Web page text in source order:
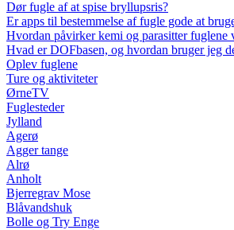
Dør fugle af at spise bryllupsris?
Er apps til bestemmelse af fugle gode at
Hvordan påvirker kemi og parasitter fuglene
Hvad er DOFbasen, og hvordan bruger jeg
Oplev fuglene
Ture og aktiviteter
ØrneTV
Fuglesteder
Jylland
Agerø
Agger tange
Alrø
Anholt
Bjerregrav Mose
Blåvandshuk
Bolle og Try Enge